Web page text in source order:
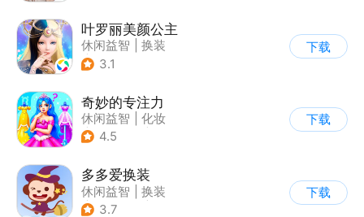
叶罗丽美颜公主
休闲益智
换装
| 动漫改编
3.1
下载
奇妙的专注力
休闲益智
化妆
| 宝宝巴士
4.5
下载
多多爱换装
休闲益智
换装
| 儿童游戏
3.7
下载